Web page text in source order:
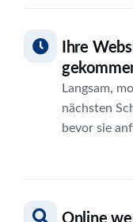
Ihre
Langsam,
nächsten
bevor sie
Online